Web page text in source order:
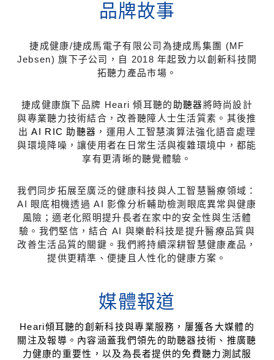
品牌故事
捷成健康/捷成馬電子有限公司為捷成馬集團 (MF
Jebsen) 旗下子公司，自 2018 年起致力以創新科技開
拓聽力產品市場。
捷成健康旗下品牌 Heari 傾耳聽的助聽器將時尚設計
與專業聽力技術結合，改善聽障人士生活質素。其後推
出AI RIC 助聽器 ，運用人工智慧演算法強化語音處理
與環境降噪，讓使用者在日常生活與複雜環境中，都能
享有更清晰的聽覺體驗。
我們同步拓展至廣泛的健康科技與人工智慧醫療領域：
AI 眼底相機透過 AI 影像分析輔助檢測眼底異常與健康
風險；適老化照明提升長者在家中的安全性與生活體
驗。我們堅信，結合 AI 與樂齡科技是提升醫療品質與
改善生活品質的關鍵。我們將持續深耕智慧健康產品，
提供更精準、便捷且人性化的健康方案。
媒體報道
Heari傾耳聽的創新科技與專業服務，屢獲各大媒體的
關注及報導。內容涵蓋我們領先的助聽器技術、推廣聽
力健康的重要性，以及為長者提供的免費聽力測試服